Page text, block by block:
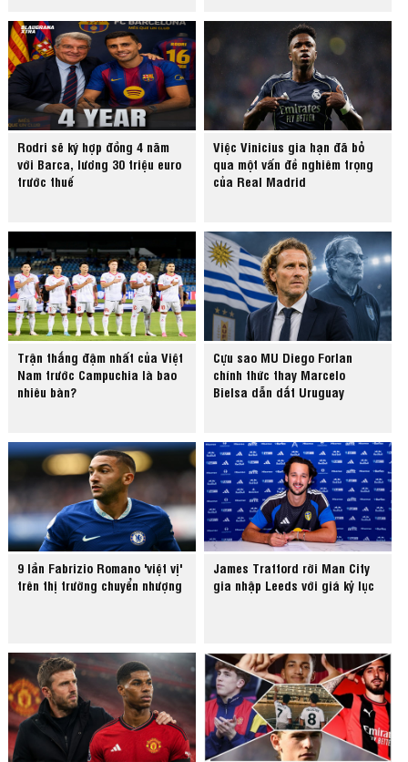
Rodri sẽ ký hợp đồng 4 năm
với Barca, lương 30 triệu euro
trước thuế
Việc Vinicius gia hạn đã bỏ
qua một vấn đề nghiêm trọng
của Real Madrid
Trận thắng đậm nhất của Việt
Nam trước Campuchia là bao
nhiêu bàn?
Cựu sao MU Diego Forlan
chính thức thay Marcelo
Bielsa dẫn dắt Uruguay
9 lần Fabrizio Romano 'việt vị'
trên thị trường chuyển nhượng
James Trafford rời Man City
gia nhập Leeds với giá kỷ lục